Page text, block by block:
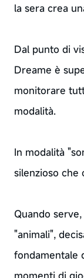
la sera crea
Dal punto di
Dreame è
monitorare
modalità.
In modalità
silenzioso che
Quando
"animali",
fondamentale
momenti di